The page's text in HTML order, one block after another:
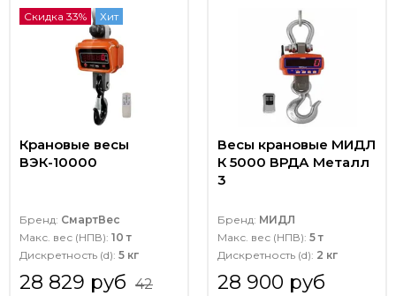
Скидка 33% Хит
Крановые весы
ВЭК-10000
Бренд: СмартВес
Макс. вес (НПВ): 10 т
Дискретность (d): 5 кг
28 829 руб 42
Весы крановые МИДЛ
К 5000 ВРДА Металл
3
Бренд: МИДЛ
Макс. вес (НПВ): 5 т
Дискретность (d): 2 кг
28 900 руб